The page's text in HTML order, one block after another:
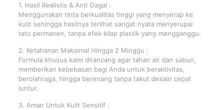
1. Hasil Realistis & Anti Gagal :
Menggunakan tinta berkualitas tinggi yang menyerap ke
kulit sehingga hasilnya terlihat sangat nyata menyerupai
tato permanen, tanpa efek kilap plastik yang mengganggu.
2. Ketahanan Maksimal Hingga 2 Minggu :
Formula khusus kami dirancang agar tahan air dan sabun,
memberikan kebebasan bagi Anda untuk beraktivitas,
berolahraga, hingga berenang tanpa takut desain cepat
luntur.
3. Aman Untuk Kulit Sensitif :